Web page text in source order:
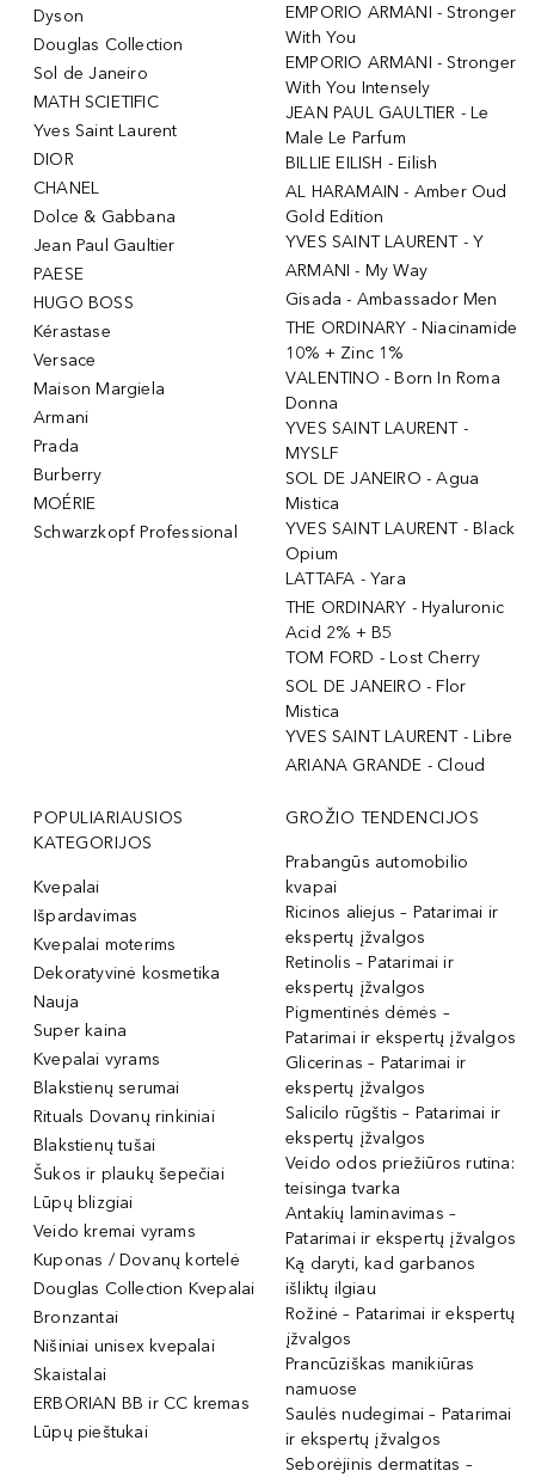
Dyson
Douglas Collection
Sol de Janeiro
MATH SCIETIFIC
Yves Saint Laurent
DIOR
CHANEL
Dolce & Gabbana
Jean Paul Gaultier
PAESE
HUGO BOSS
Kérastase
Versace
Maison Margiela
Armani
Prada
Burberry
MOÉRIE
Schwarzkopf Professional
EMPORIO ARMANI - Stronger
With You
EMPORIO ARMANI - Stronger
With You Intensely
JEAN PAUL GAULTIER - Le
Male Le Parfum
BILLIE EILISH - Eilish
AL HARAMAIN - Amber Oud
Gold Edition
YVES SAINT LAURENT - Y
ARMANI - My Way
Gisada - Ambassador Men
THE ORDINARY - Niacinamide
10% + Zinc 1%
VALENTINO - Born In Roma
Donna
YVES SAINT LAURENT -
MYSLF
SOL DE JANEIRO - Agua
Mistica
YVES SAINT LAURENT - Black
Opium
LATTAFA - Yara
THE ORDINARY - Hyaluronic
Acid 2% + B5
TOM FORD - Lost Cherry
SOL DE JANEIRO - Flor
Mistica
YVES SAINT LAURENT - Libre
ARIANA GRANDE - Cloud
POPULIARIAUSIOS
KATEGORIJOS
Kvepalai
Išpardavimas
Kvepalai moterims
Dekoratyvinė kosmetika
Nauja
Super kaina
Kvepalai vyrams
Blakstienų serumai
Rituals Dovanų rinkiniai
Blakstienų tušai
Šukos ir plaukų šepečiai
Lūpų blizgiai
Veido kremai vyrams
Kuponas / Dovanų kortelė
Douglas Collection Kvepalai
Bronzantai
Nišiniai unisex kvepalai
Skaistalai
ERBORIAN BB ir CC kremas
Lūpų pieštukai
GROŽIO TENDENCIJOS
Prabangūs automobilio
kvapai
Ricinos aliejus – Patarimai ir
ekspertų įžvalgos
Retinolis – Patarimai ir
ekspertų įžvalgos
Pigmentinės dėmės –
Patarimai ir ekspertų įžvalgos
Glicerinas – Patarimai ir
ekspertų įžvalgos
Salicilo rūgštis – Patarimai ir
ekspertų įžvalgos
Veido odos priežiūros rutina:
teisinga tvarka
Antakių laminavimas –
Patarimai ir ekspertų įžvalgos
Ką daryti, kad garbanos
išliktų ilgiau
Rožinė – Patarimai ir ekspertų
įžvalgos
Prancūziškas manikiūras
namuose
Saulės nudegimai – Patarimai
ir ekspertų įžvalgos
Seborėjinis dermatitas –